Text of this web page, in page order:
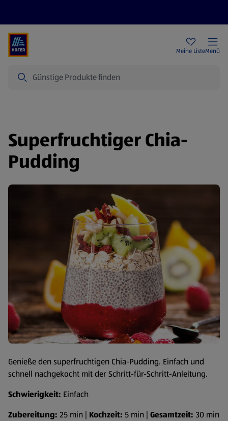
Meine ListeMenü
Superfruchtiger Chia-
Pudding
Genieße den superfruchtigen Chia-Pudding. Einfach und
schnell nachgekocht mit der Schritt-für-Schritt-Anleitung.
Schwierigkeit: Einfach
Zubereitung: 25 min | Kochzeit: 5 min | Gesamtzeit: 30 min